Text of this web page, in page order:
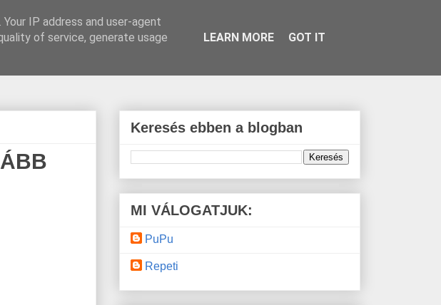
Keresés ebben a blogban
MI VÁLOGATJUK:
PuPu
Repeti
IP address and user-agent
of service, generate usage
LEARN MORE GOT IT